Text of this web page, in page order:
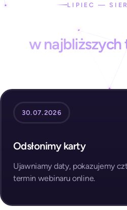
LIPIEC —
Co Cię
w
30.07.2026
Odsłonimy karty
Ujawniamy daty, pokazujemy
termin webinaru online.